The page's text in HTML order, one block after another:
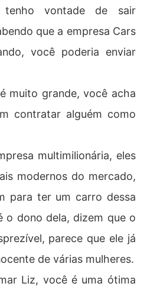
vontade de sair
que a empresa Cars
você poderia enviar
muito grande, você acha
contratar alguém como
multimilionária, eles
modernos do mercado,
para ter um carro dessa
o dono dela, dizem que o
parece que ele já
de várias mulheres.
Liz, você é uma ótima